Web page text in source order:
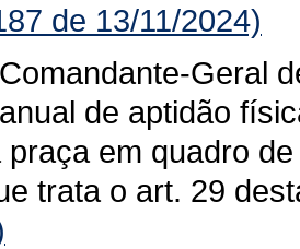
de 13/11/2024)
Geral
de aptidão
praça em quadro
trata o art. 29